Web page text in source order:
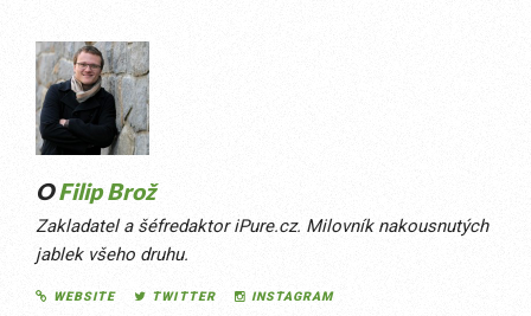
O Filip Brož
Zakladatel a šéfredaktor iPure.cz. Milovník nakousnutých
jablek všeho druhu.
WEBSITE TWITTER INSTAGRAM